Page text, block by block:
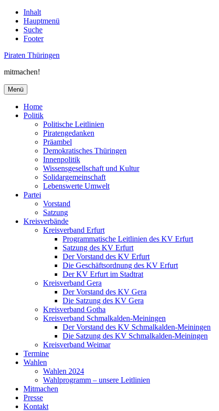
Inhalt
Hauptmenü
Suche
Footer
Piraten Thüringen
mitmachen!
Menü
Home
Politik
Politische Leitlinien
Piratengedanken
Präambel
Demokratisches Thüringen
Innenpolitik
Wissensgesellschaft und Kultur
Solidargemeinschaft
Lebenswerte Umwelt
Partei
Vorstand
Satzung
Kreisverbände
Kreisverband Erfurt
Programmatische Leitlinien des KV Erfurt
Satzung des KV Erfurt
Der Vorstand des KV Erfurt
Die Geschäftsordnung des KV Erfurt
Der KV Erfurt im Stadtrat
Kreisverband Gera
Der Vorstand des KV Gera
Die Satzung des KV Gera
Kreisverband Gotha
Kreisverband Schmalkalden-Meiningen
Der Vorstand des KV Schmalkalden-Meiningen
Die Satzung des KV Schmalkalden-Meiningen
Kreisverband Weimar
Termine
Wahlen
Wahlen 2024
Wahlprogramm – unsere Leitlinien
Mitmachen
Presse
Kontakt